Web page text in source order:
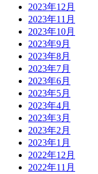
2023年12月
2023年11月
2023年10月
2023年9月
2023年8月
2023年7月
2023年6月
2023年5月
2023年4月
2023年3月
2023年2月
2023年1月
2022年12月
2022年11月